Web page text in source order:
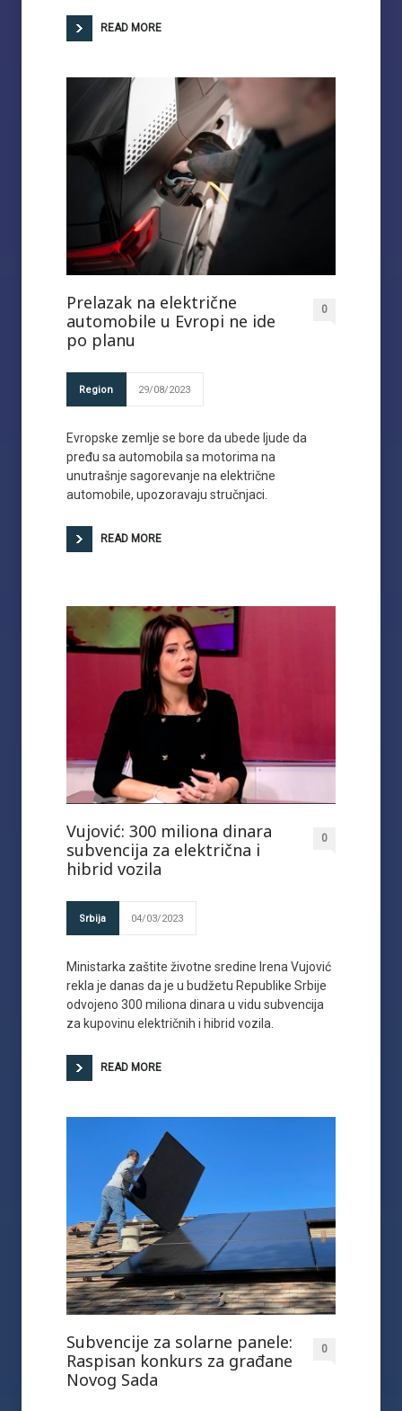
READ MORE
Prelazak na električne
automobile u Evropi ne ide
po planu
0
Region 29/08/2023
Evropske zemlje se bore da ubede ljude da
pređu sa automobila sa motorima na
unutrašnje sagorevanje na električne
automobile, upozoravaju stručnjaci.
READ MORE
Vujović: 300 miliona dinara
subvencija za električna i
hibrid vozila
0
Srbija 04/03/2023
Ministarka zaštite životne sredine Irena Vujović
rekla je danas da je u budžetu Republike Srbije
odvojeno 300 miliona dinara u vidu subvencija
za kupovinu električnih i hibrid vozila.
READ MORE
Subvencije za solarne panele:
Raspisan konkurs za građane
Novog Sada
0